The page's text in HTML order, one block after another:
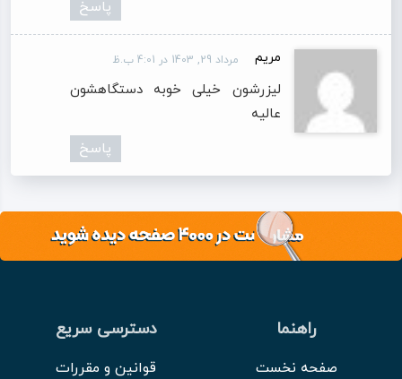
پاسخ
مریم مرداد 29, 1403 در 4:01 ب.ظ
لیزرشون خیلی خوبه دستگاهشون
عالیه
پاسخ
راهنما
صفحه نخست
دسترسی سریع
قوانین و مقررات